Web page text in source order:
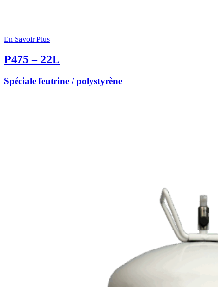
En Savoir Plus
P475 – 22L
Spéciale feutrine / polystyrène